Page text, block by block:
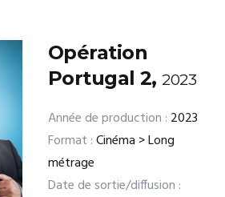
Opération
Portugal 2,2023
Année de production : 2023
Format :Cinéma > Long
métrage
Date de sortie/diffusion :